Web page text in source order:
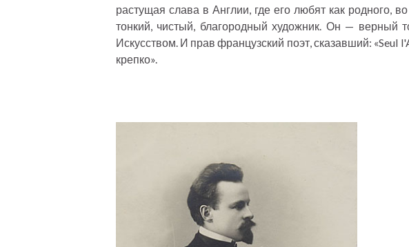
растущая слава в Англии, где его любят как родного,
тонкий, чистый, благородный художник. Он — верный
Искусством. И прав французский поэт, сказавший: «Seul
крепко».